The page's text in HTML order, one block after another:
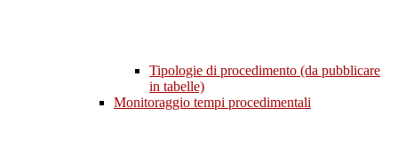
Tipologie di procedimento (da pubblicare
in tabelle)
Monitoraggio tempi procedimentali